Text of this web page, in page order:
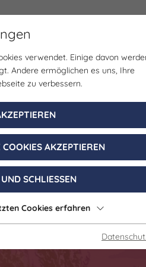
Veranstaltungen Planen
Wellness |
23. August 2026
verwendet. Einige davon
Andere ermöglichen es uns, Ihre
zu verbessern.
AKZEPTIEREN
SCHLIESSEN
Cookies erfahren